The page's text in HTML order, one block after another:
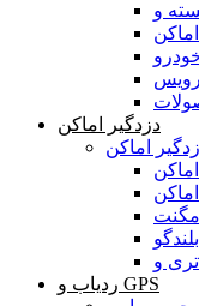
دزدگیر اماکن
اماکن
ردیاب و GPS